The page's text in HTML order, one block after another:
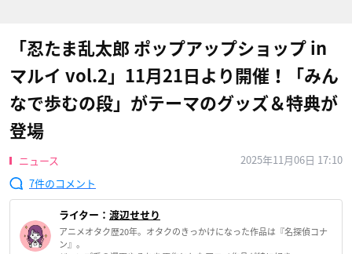
「忍たま乱太郎 ポップアップショップ in
マルイ vol.2」11月21日より開催！「みん
なで歩むの段」がテーマのグッズ＆特典が
登場
ニュース
2025年11月06日 17:10
7
ライター： 渡辺せせり
アニメオタク歴20年。オタクのきっかけになった作品は『名探偵コナ
ン』。